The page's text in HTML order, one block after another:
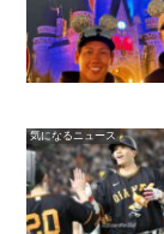
気になるニュース